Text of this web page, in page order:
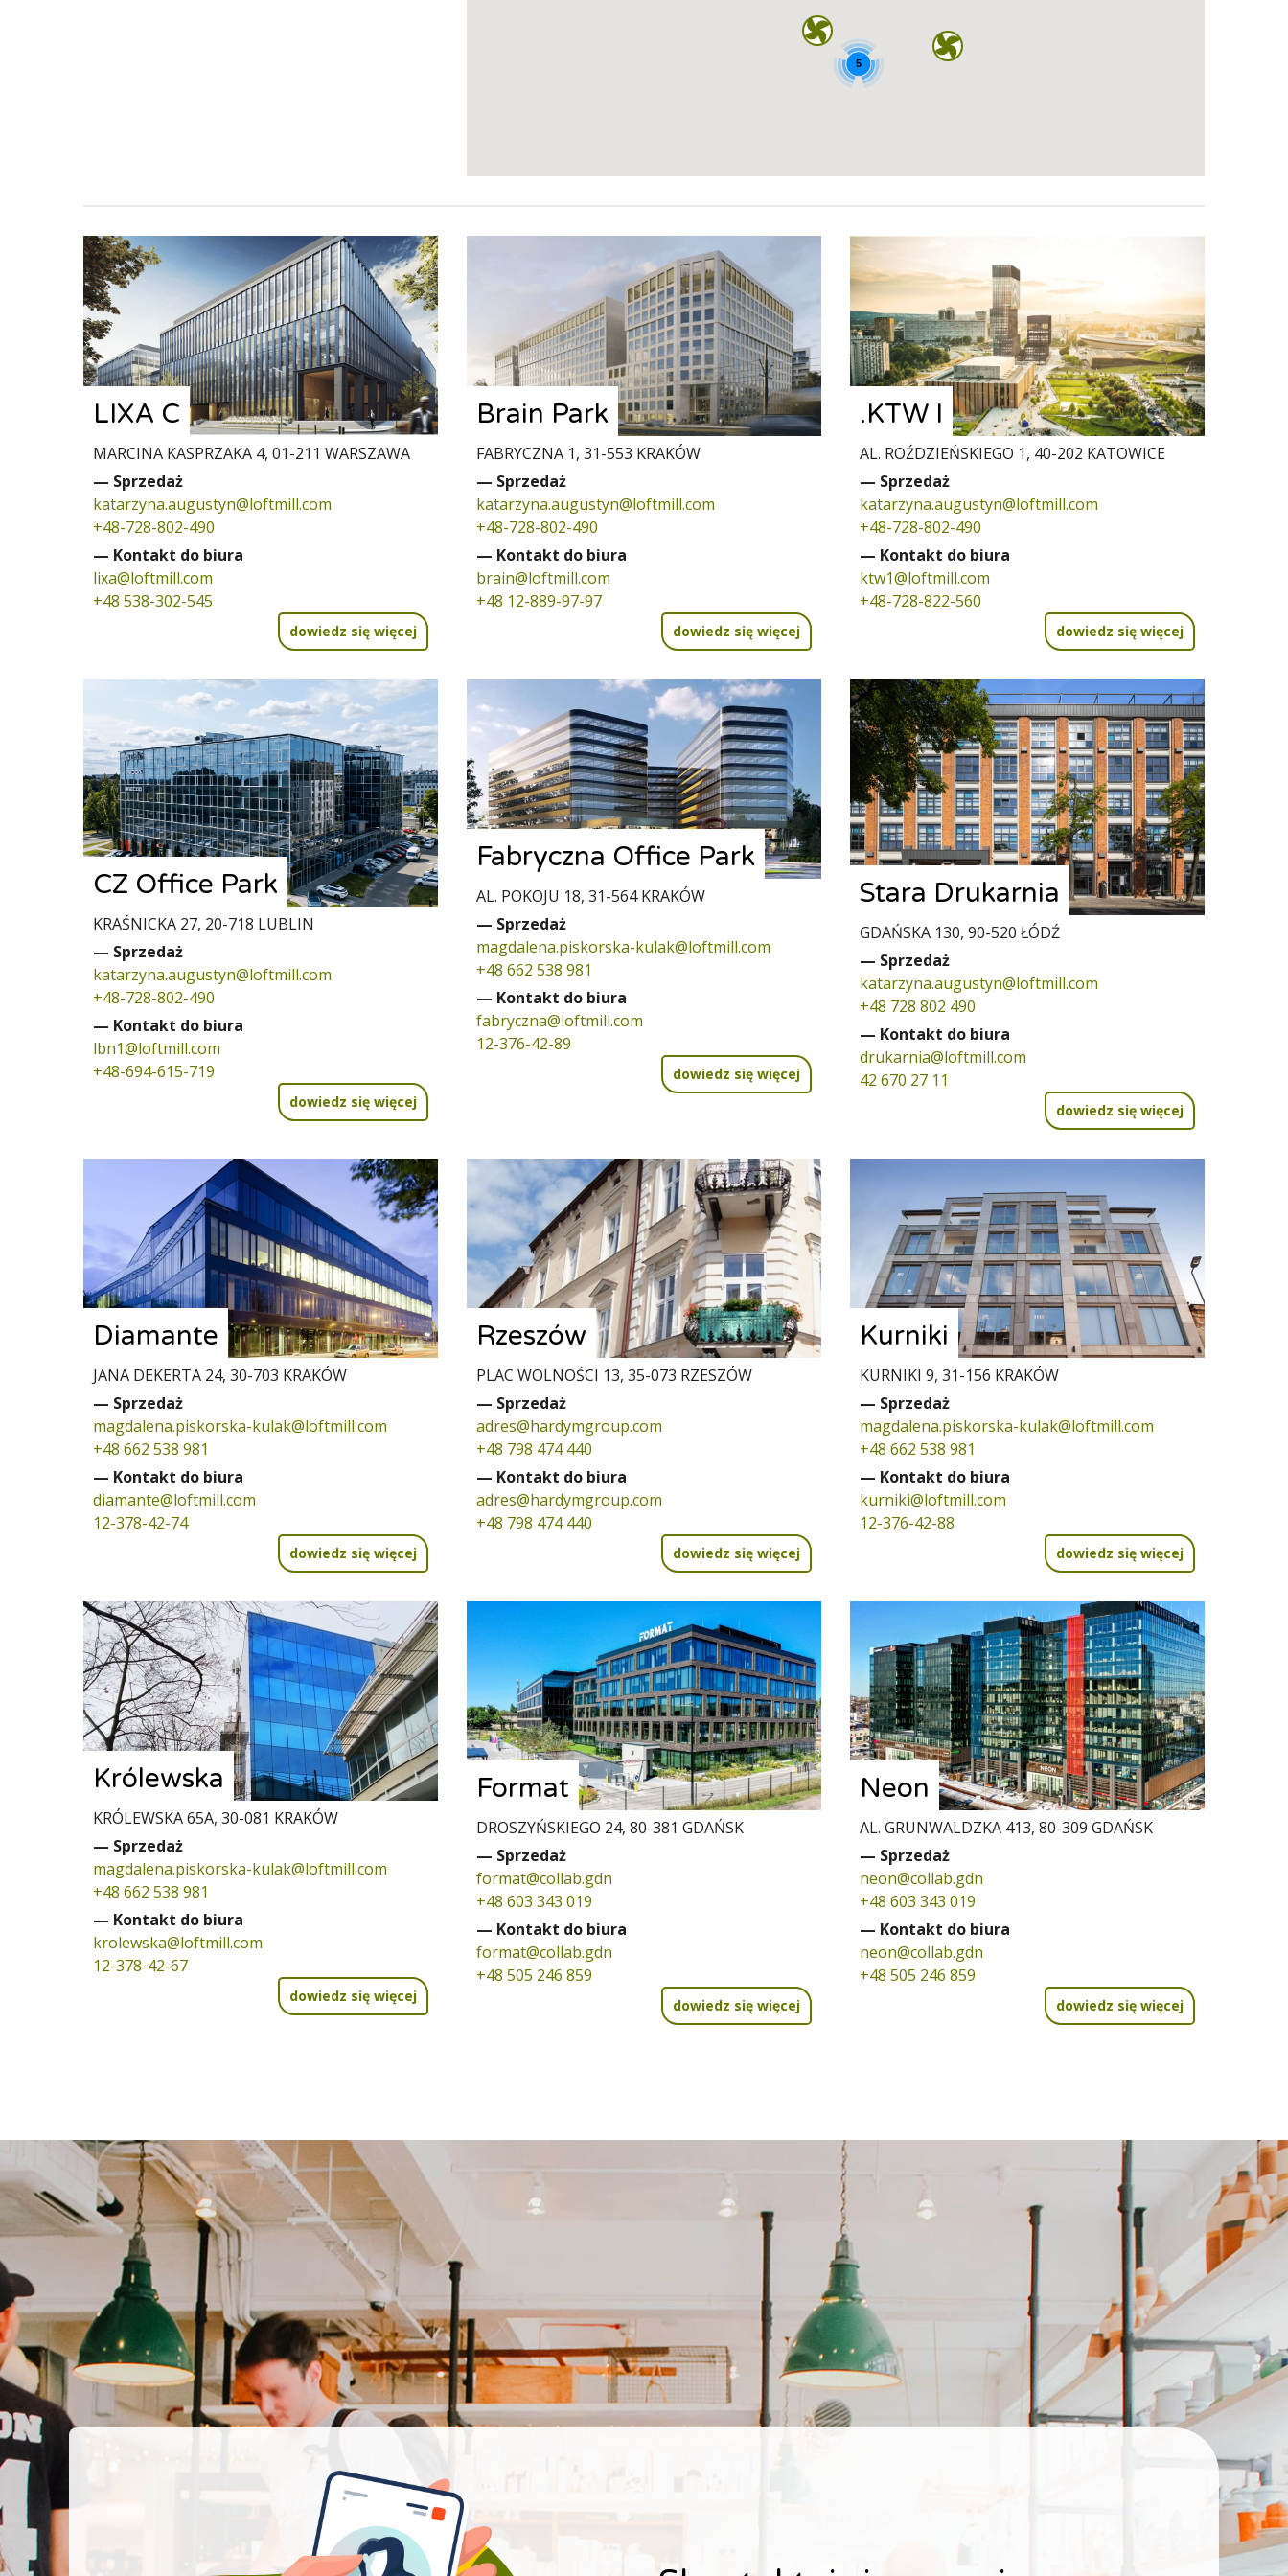
5
LIXA C
MARCINA KASPRZAKA 4, 01-211 WARSZAWA
— Sprzedaż
katarzyna.augustyn@loftmill.com
+48-728-802-490
— Kontakt do biura
lixa@loftmill.com
+48 538-302-545
dowiedz się więcej
Brain Park
FABRYCZNA 1, 31-553 KRAKÓW
— Sprzedaż
katarzyna.augustyn@loftmill.com
+48-728-802-490
— Kontakt do biura
brain@loftmill.com
+48 12-889-97-97
dowiedz się więcej
.KTW I
AL. ROŹDZIEŃSKIEGO 1, 40-202 KATOWICE
— Sprzedaż
katarzyna.augustyn@loftmill.com
+48-728-802-490
— Kontakt do biura
ktw1@loftmill.com
+48-728-822-560
dowiedz się więcej
CZ Office Park
KRAŚNICKA 27, 20-718 LUBLIN
— Sprzedaż
katarzyna.augustyn@loftmill.com
+48-728-802-490
— Kontakt do biura
lbn1@loftmill.com
+48-694-615-719
dowiedz się więcej
Fabryczna Office Park
AL. POKOJU 18, 31-564 KRAKÓW
— Sprzedaż
magdalena.piskorska-kulak@loftmill.com
+48 662 538 981
— Kontakt do biura
fabryczna@loftmill.com
12-376-42-89
dowiedz się więcej
Stara Drukarnia
GDAŃSKA 130, 90-520 ŁÓDŹ
— Sprzedaż
katarzyna.augustyn@loftmill.com
+48 728 802 490
— Kontakt do biura
drukarnia@loftmill.com
42 670 27 11
dowiedz się więcej
Diamante
JANA DEKERTA 24, 30-703 KRAKÓW
— Sprzedaż
magdalena.piskorska-kulak@loftmill.com
+48 662 538 981
— Kontakt do biura
diamante@loftmill.com
12-378-42-74
dowiedz się więcej
Rzeszów
PLAC WOLNOŚCI 13, 35-073 RZESZÓW
— Sprzedaż
adres@hardymgroup.com
+48 798 474 440
— Kontakt do biura
adres@hardymgroup.com
+48 798 474 440
dowiedz się więcej
Kurniki
KURNIKI 9, 31-156 KRAKÓW
— Sprzedaż
magdalena.piskorska-kulak@loftmill.com
+48 662 538 981
— Kontakt do biura
kurniki@loftmill.com
12-376-42-88
dowiedz się więcej
Królewska
KRÓLEWSKA 65A, 30-081 KRAKÓW
— Sprzedaż
magdalena.piskorska-kulak@loftmill.com
+48 662 538 981
— Kontakt do biura
krolewska@loftmill.com
12-378-42-67
dowiedz się więcej
Format
DROSZYŃSKIEGO 24, 80-381 GDAŃSK
— Sprzedaż
format@collab.gdn
+48 603 343 019
— Kontakt do biura
format@collab.gdn
+48 505 246 859
dowiedz się więcej
Neon
AL. GRUNWALDZKA 413, 80-309 GDAŃSK
— Sprzedaż
neon@collab.gdn
+48 603 343 019
— Kontakt do biura
neon@collab.gdn
+48 505 246 859
dowiedz się więcej